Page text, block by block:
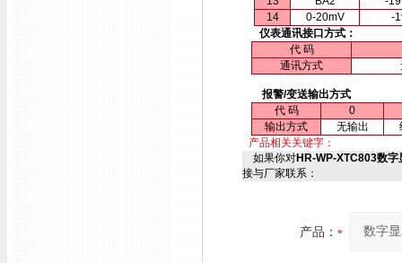
14
0-20mV
-
仪表通讯接口方式：
代 码
通讯方式
报警/变送输出方式
代 码
0
输出方式
无输出
产品相关关键字：
如果你对HR-WP-XTC803数
接与厂家联系：
产品：